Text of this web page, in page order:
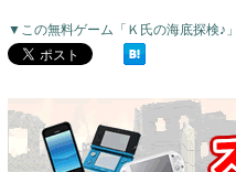
▼この無料ゲーム「Ｋ氏の海底探検♪